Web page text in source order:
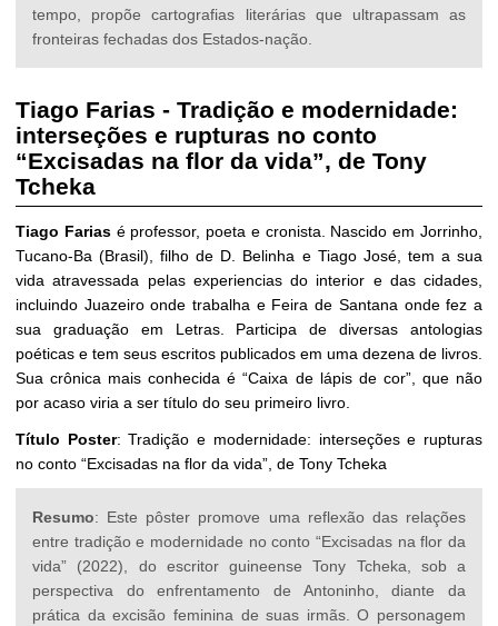
tempo, propõe cartografias literárias que ultrapassam as
fronteiras fechadas dos Estados-nação.
Tiago Farias - Tradição e modernidade:
interseções e rupturas no conto
“Excisadas na flor da vida”, de Tony
Tcheka
Tiago Fariasé professor, poeta e cronista. Nascido em Jorrinho,
Tucano-Ba (Brasil), filho de D. Belinha e Tiago José, tem a sua
vida atravessada pelas experiencias do interior e das cidades,
incluindo Juazeiro onde trabalha e Feira de Santana onde fez a
sua graduação em Letras. Participa de diversas antologias
poéticas e tem seus escritos publicados em uma dezena de livros.
Sua crônica mais conhecida é “Caixa de lápis de cor”, que não
por acaso viria a ser título do seu primeiro livro.
Título Poster: Tradição e modernidade: interseções e rupturas
no conto “Excisadas na flor da vida”, de Tony Tcheka
Resumo: Este pôster promove uma reflexão das relações
entre tradição e modernidade no conto “Excisadas na flor da
vida” (2022), do escritor guineense Tony Tcheka, sob a
perspectiva do enfrentamento de Antoninho, diante da
prática da excisão feminina de suas irmãs. O personagem